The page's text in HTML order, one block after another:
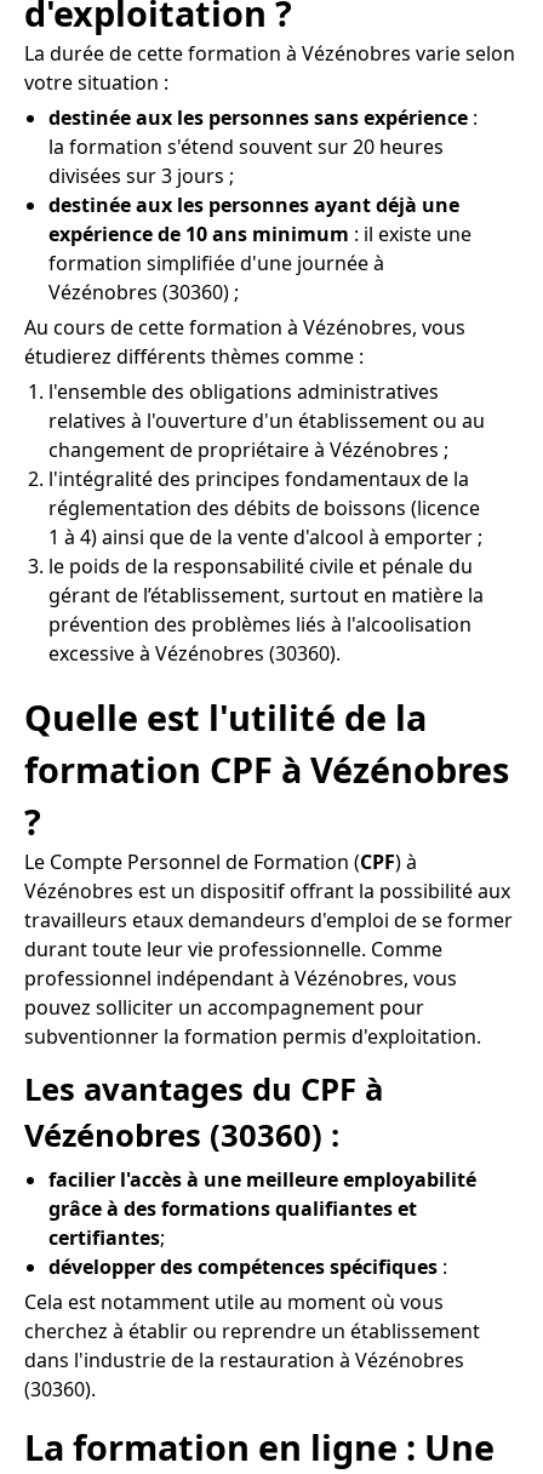
d'exploitation ?
La durée de cette formation à Vézénobres varie selon
votre situation :
destinée aux les personnes sans expérience :
la formation s'étend souvent sur 20 heures
divisées sur 3 jours ;
destinée aux les personnes ayant déjà une
expérience de 10 ans minimum : il existe une
formation simplifiée d'une journée à
Vézénobres (30360) ;
Au cours de cette formation à Vézénobres, vous
étudierez différents thèmes comme :
l'ensemble des obligations administratives
relatives à l'ouverture d'un établissement ou au
changement de propriétaire à Vézénobres ;
l'intégralité des principes fondamentaux de la
réglementation des débits de boissons (licence
1 à 4) ainsi que de la vente d'alcool à emporter ;
le poids de la responsabilité civile et pénale du
gérant de l’établissement, surtout en matière la
prévention des problèmes liés à l'alcoolisation
excessive à Vézénobres (30360).
Quelle est l'utilité de la
formation CPF à Vézénobres
?
Le Compte Personnel de Formation (CPF) à
Vézénobres est un dispositif offrant la possibilité aux
travailleurs etaux demandeurs d'emploi de se former
durant toute leur vie professionnelle. Comme
professionnel indépendant à Vézénobres, vous
pouvez solliciter un accompagnement pour
subventionner la formation permis d'exploitation.
Les avantages du CPF à
Vézénobres (30360) :
facilier l'accès à une meilleure employabilité
grâce à des formations qualifiantes et
certifiantes;
développer des compétences spécifiques :
Cela est notamment utile au moment où vous
cherchez à établir ou reprendre un établissement
dans l'industrie de la restauration à Vézénobres
(30360).
La formation en ligne : Une